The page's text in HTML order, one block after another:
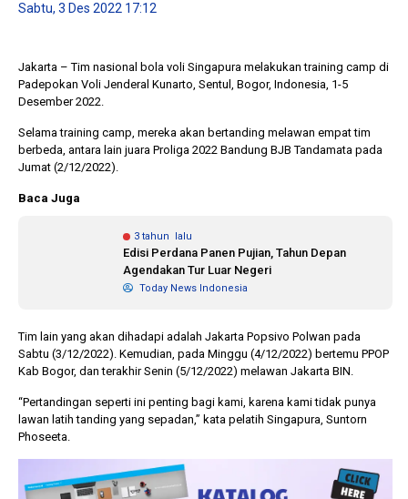
Sabtu, 3 Des 2022 17:12
Jakarta – Tim nasional bola voli Singapura melakukan training camp di
Padepokan Voli Jenderal Kunarto, Sentul, Bogor, Indonesia, 1-5
Desember 2022.
Selama training camp, mereka akan bertanding melawan empat tim
berbeda, antara lain juara Proliga 2022 Bandung BJB Tandamata pada
Jumat (2/12/2022).
Baca Juga
3 tahun lalu
Edisi Perdana Panen Pujian, Tahun Depan
Agendakan Tur Luar Negeri
Today News Indonesia
Tim lain yang akan dihadapi adalah Jakarta Popsivo Polwan pada
Sabtu (3/12/2022). Kemudian, pada Minggu (4/12/2022) bertemu PPOP
Kab Bogor, dan terakhir Senin (5/12/2022) melawan Jakarta BIN.
“Pertandingan seperti ini penting bagi kami, karena kami tidak punya
lawan latih tanding yang sepadan,” kata pelatih Singapura, Suntorn
Phoseeta.
1 tahun lalu
Banyak Gugatan di
Pilkada 2024, Legislator
10 bulan lalu